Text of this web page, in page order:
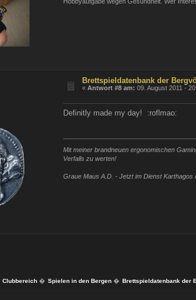
Brettspieldatenbank der
«Antwort #8 am: 09. August 2011 -
Definitly made my day! :roflmao:
Mit meiner brandneuen ergonomischen
Verfalls zu werten!
Graue Maus A.D. - Jetzt im Dienst Karthagos
Clubbereich� Spielen in den Bergen� Brettspieldatenbank der